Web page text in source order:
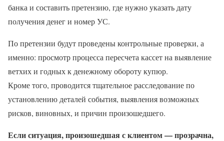
банка и составить претензию, где нужно указать дату
получения денег и номер УС.
По претензии будут проведены контрольные проверки, а
именно: просмотр процесса пересчета кассет на выявление
ветхих и годных к денежному обороту купюр.
Кроме того, проводится тщательное расследование по
установлению деталей события, выявления возможных
рисков, виновных, и причин произошедшего.
Если ситуация, произошедшая с клиентом — прозрачна,